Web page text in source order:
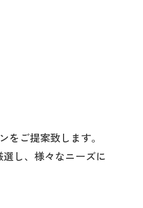
ご提案致します。
し、様々なニーズに